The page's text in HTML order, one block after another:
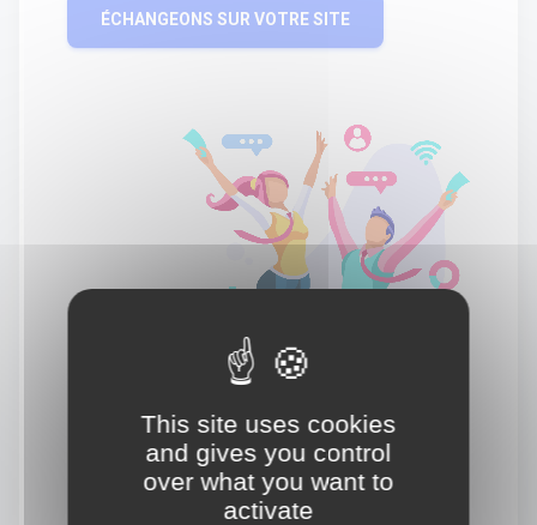
ÉCHANGEONS SUR VOTRE SITE
This site uses cookies
and gives you control
over what you want to
activate